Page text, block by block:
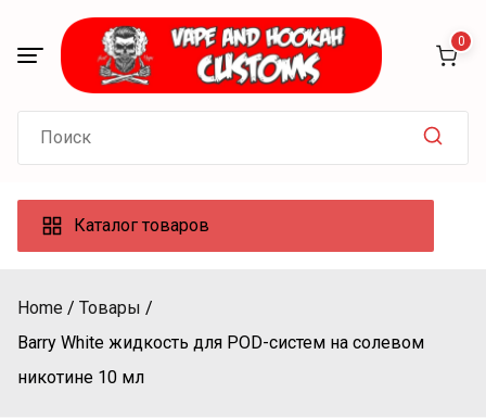
content
0
for:
Каталог товаров
Home
Товары
Barry White жидкость для POD-систем на солевом
никотине 10 мл